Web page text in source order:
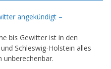
angekündigt –
bis Gewitter ist in den
Schleswig-Holstein alles
unberechenbar.